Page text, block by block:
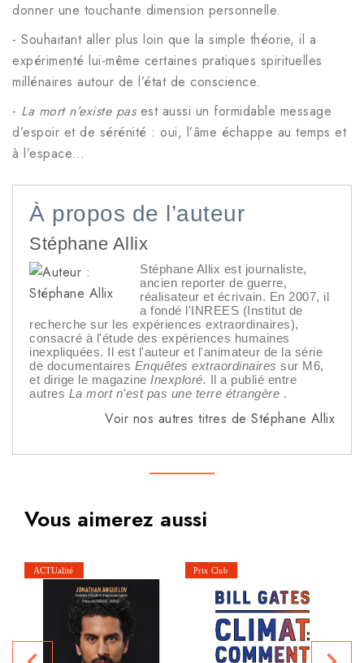
donner une touchante dimension personnelle.
- Souhaitant aller plus loin que la simple théorie, il a
expérimenté lui-même certaines pratiques spirituelles
millénaires autour de l’état de conscience.
- La mort n’existe pasest aussi un formidable message
d’espoir et de sérénité : oui, l’âme échappe au temps et
à l’espace…
À propos de l’auteur
Stéphane Allix
Stéphane Allix est journaliste,
ancien reporter de guerre,
réalisateur et écrivain. En 2007, il
a fondé l'INREES (Institut de
recherche sur les expériences extraordinaires),
consacré à l'étude des expériences humaines
inexpliquées. Il est l'auteur et l'animateur de la série
de documentaires Enquêtes extraordinaires sur M6,
et dirige le magazine Inexploré. Il a publié entre
autres La mort n'est pas une terre étrangère .
Voir nos autres titres de Stéphane Allix
Vous aimerez aussi